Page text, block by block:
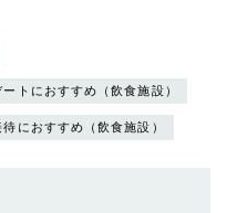
ートにおすすめ（飲食施設）
待におすすめ（飲食施設）